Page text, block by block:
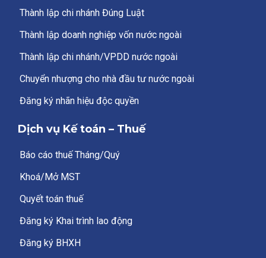
Thành lập chi nhánh Đúng Luật
Thành lập doanh nghiệp vốn nước ngoài
Thành lập chi nhánh/VPDD nước ngoài
Chuyển nhượng cho nhà đầu tư nước ngoài
Đăng ký nhãn hiệu độc quyền
Dịch vụ Kế toán – Thuế
Báo cáo thuế Tháng/Quý
Khoá/Mở MST
Quyết toán thuế
Đăng ký Khai trình lao động
Đăng ký BHXH